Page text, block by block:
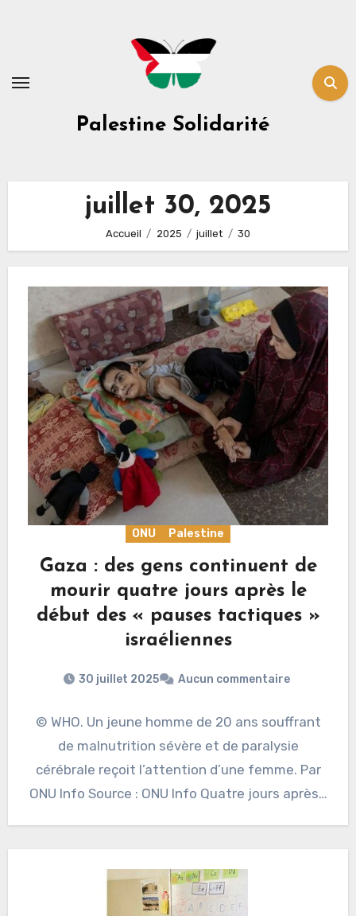
Palestine Solidarité
juillet 30, 2025
Accueil 2025 juillet 30
ONU Palestine
Gaza : des gens continuent de
mourir quatre jours après le
début des « pauses tactiques »
israéliennes
30 juillet 2025 Aucun commentaire
© WHO. Un jeune homme de 20 ans souffrant
de malnutrition sévère et de paralysie
cérébrale reçoit l’attention d’une femme. Par
ONU Info Source : ONU Info Quatre jours après…